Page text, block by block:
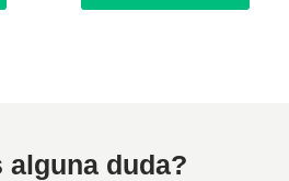
alguna duda?